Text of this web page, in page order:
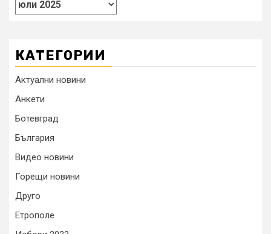
КАТЕГОРИИ
Актуални новини
Анкети
Ботевград
България
Видео новини
Горещи новини
Друго
Етрополе